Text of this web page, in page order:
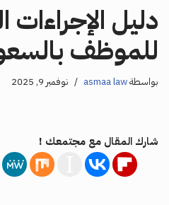
دليل الإجراءات
للموظف
بواسطةasmaa law نوفمبر 9, 2025
شارك المقال مع مجتمعك !